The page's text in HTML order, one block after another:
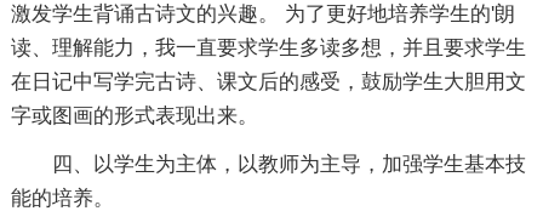
激发学生背诵古诗文的兴趣。 为了更好地培养学生的'朗
读、理解能力，我一直要求学生多读多想，并且要求学生
在日记中写学完古诗、课文后的感受，鼓励学生大胆用文
字或图画的形式表现出来。
四、以学生为主体，以教师为主导，加强学生基本技
能的培养。